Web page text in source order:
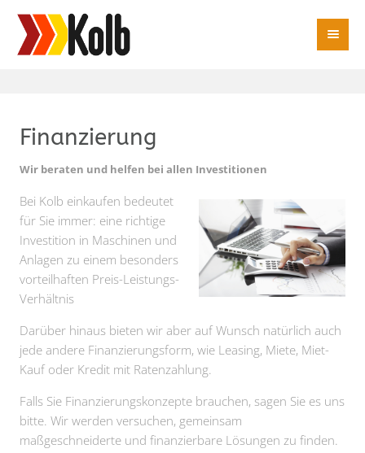
Finanzierung
Wir beraten und helfen bei allen Investitionen
Bei Kolb einkaufen bedeutet
für Sie immer: eine richtige
Investition in Maschinen und
Anlagen zu einem besonders
vorteilhaften Preis-Leistungs-
Verhältnis
Darüber hinaus bieten wir aber auf Wunsch natürlich auch
jede andere Finanzierungsform, wie Leasing, Miete, Miet-
Kauf oder Kredit mit Ratenzahlung.
Falls Sie Finanzierungskonzepte brauchen, sagen Sie es uns
bitte. Wir werden versuchen, gemeinsam
maßgeschneiderte und finanzierbare Lösungen zu finden.